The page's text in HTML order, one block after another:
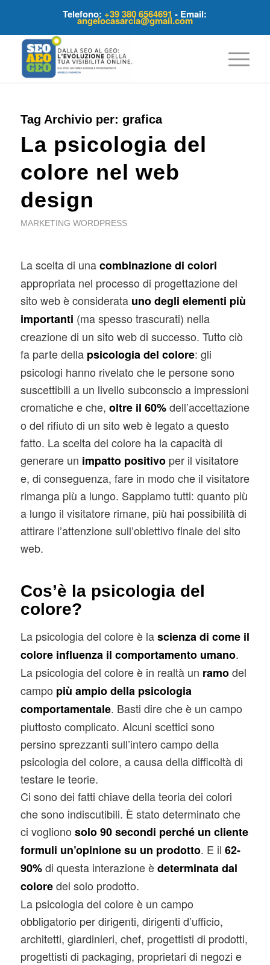
Telefono:+39 380 6564691 - Email:
angelocasarcia@gmail.com
Tag Archivio per: grafica
La psicologia del
colore nel web
design
MARKETING WORDPRESS
La scelta di unacombinazione di colori
appropriata nel processo di progettazione del
sito web è considerata uno degli elementi più
importanti (ma spesso trascurati) nella
creazione di un sito web di successo. Tutto ciò
fa parte della psicologia del colore: gli
psicologi hanno rivelato che le persone sono
suscettibili a un livello subconscio a impressioni
cromatiche e che, oltre il 60%dell’accettazione
o del rifiuto di un sito web è legato a questo
fatto. La scelta del colore ha la capacità di
generare un impatto positivoper il visitatore
e, di conseguenza, fare in modo che il visitatore
rimanga più a lungo. Sappiamo tutti: quanto più
a lungo il visitatore rimane, più hai possibilità di
attirare l’attenzione sull’obiettivo finale del sito
web.
Cos’è la psicologia del
colore?
La psicologia del colore è lascienza di come il
colore influenza il comportamento umano.
La psicologia del colore è in realtà un ramodel
campo più ampio della psicologia
comportamentale. Basti dire che è un campo
piuttosto complicato. Alcuni scettici sono
persino sprezzanti sull’intero campo della
psicologia del colore, a causa della difficoltà di
testare le teorie.
Ci sono dei fatti chiave della teoria dei colori
che sono indiscutibili. È stato determinato che
ci vogliono solo 90 secondi perché un cliente
formuli un’opinione su un prodotto. E il 62-
90%di questa interazione èdeterminata dal
coloredel solo prodotto.
La psicologia del colore è un campo
obbligatorio per dirigenti, dirigenti d’ufficio,
architetti, giardinieri, chef, progettisti di prodotti,
progettisti di packaging, proprietari di negozi e